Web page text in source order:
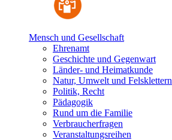
Mensch und Gesellschaft
Ehrenamt
Geschichte und Gegenwart
Länder- und Heimatkunde
Natur, Umwelt und Felsklettern
Politik, Recht
Pädagogik
Rund um die Familie
Verbraucherfragen
Veranstaltungsreihen